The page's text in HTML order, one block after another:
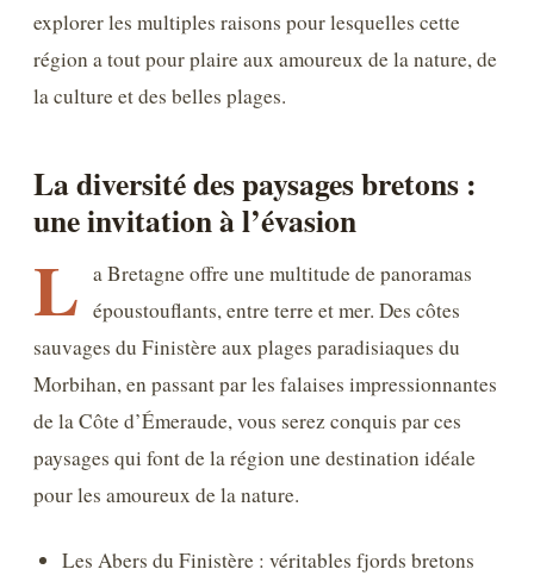
explorer les multiples raisons pour lesquelles cette
région a tout pour plaire aux amoureux de la nature, de
la culture et des belles plages.
La diversité des paysages bretons :
une invitation à l’évasion
L a Bretagne offre une multitude de panoramas
époustouflants, entre terre et mer. Des côtes
sauvages du Finistère aux plages paradisiaques du
Morbihan, en passant par les falaises impressionnantes
de la Côte d’Émeraude, vous serez conquis par ces
paysages qui font de la région une destination idéale
pour les amoureux de la nature.
Les Abers du Finistère : véritables fjords bretons